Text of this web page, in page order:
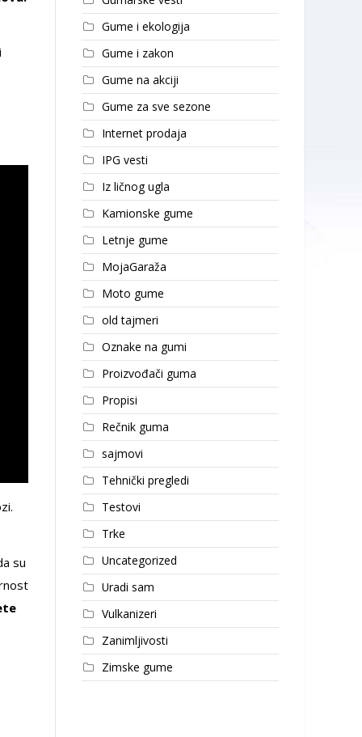
su
Gume i ekologija
Gume i zakon
Gume na akciji
Gume za sve sezone
Internet prodaja
IPG vesti
Iz ličnog ugla
Kamionske gume
Letnje gume
MojaGaraža
Moto gume
old tajmeri
Oznake na gumi
Proizvođači guma
Propisi
Rečnik guma
sajmovi
Tehnički pregledi
Testovi
Trke
Uncategorized
Uradi sam
Vulkanizeri
Zanimljivosti
Zimske gume